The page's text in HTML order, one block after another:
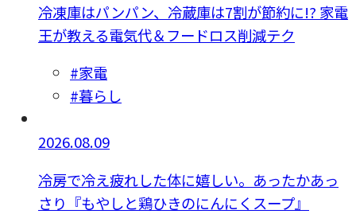
冷凍庫はパンパン、冷蔵庫は7割が節約に!? 家電
王が教える電気代＆フードロス削減テク
#家電
#暮らし
2026.08.09
冷房で冷え疲れした体に嬉しい。あったかあっ
さり『もやしと鶏ひきのにんにくスープ』